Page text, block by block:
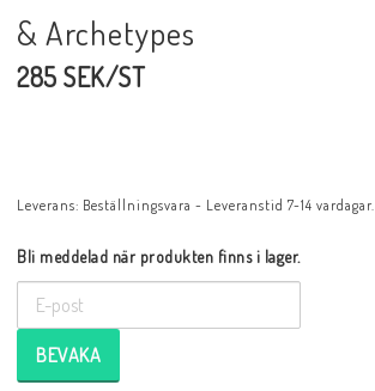
& Archetypes
285 SEK/ST
Leverans: Beställningsvara - Leveranstid 7-14 vardagar.
Bli meddelad när produkten finns i lager.
BEVAKA